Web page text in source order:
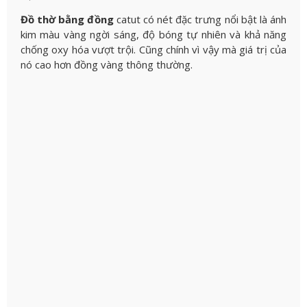
Đồ thờ bằng đồng catut có nét đặc trưng nổi bật là ánh
kim màu vàng ngời sáng, độ bóng tự nhiên và khả năng
chống oxy hóa vượt trội. Cũng chính vì vậy mà giá trị của
nó cao hơn đồng vàng thông thường.